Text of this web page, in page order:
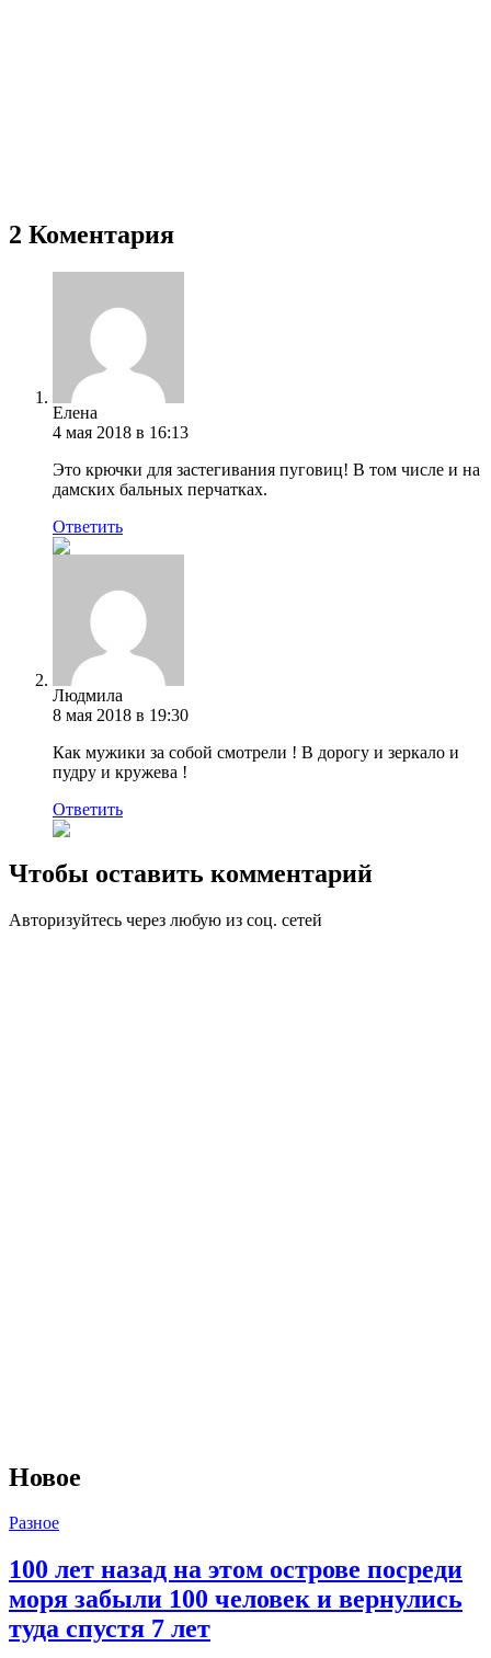
2 Коментария
Елена
4 мая 2018 в 16:13
Это крючки для застегивания пуговиц! В том числе и на
дамских бальных перчатках.
Ответить
Людмила
8 мая 2018 в 19:30
Как мужики за собой смотрели ! В дорогу и зеркало и
пудру и кружева !
Ответить
Чтобы оставить комментарий
Авторизуйтесь через любую из соц. сетей
Новое
Разное
100 лет назад на этом острове посреди
моря забыли 100 человек и вернулись
туда спустя 7 лет